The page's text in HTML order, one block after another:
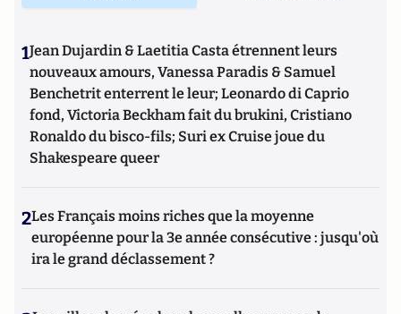
1Jean Dujardin & Laetitia Casta étrennent leurs
nouveaux amours, Vanessa Paradis & Samuel
Benchetrit enterrent le leur; Leonardo di Caprio
fond, Victoria Beckham fait du brukini, Cristiano
Ronaldo du bisco-fils; Suri ex Cruise joue du
Shakespeare queer
2Les Français moins riches que la moyenne
européenne pour la 3e année consécutive : jusqu'où
ira le grand déclassement ?